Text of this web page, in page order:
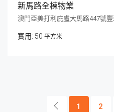
新馬路全棟物業
澳門亞美打利庇盧大馬路447號
50 平方米
1 2